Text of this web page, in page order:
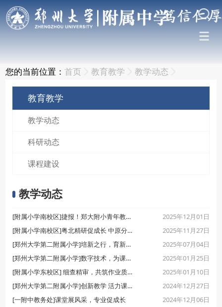
您的当前位置：首页 教育教学 教学动态
教育教学
教学动态
科研动态
课程建设
教学动态
[附属小学南校区]捷报！郑大附小青年教师在2025年河南省“基础教育精品课”评选中再创佳绩
2025年12月01日
[附属小学南校区]粤北精研促成长 中原分享共提升
2025年11月27日
[郑州大学第二附属小学]培新之行，育新之变
2025年07月04日
[郑州大学第二附属小学]数字技术，为课堂赋能增效
2025年01月25日
[附属小学东校区] 细查精审，共筑作业质量新高地
2025年01月10日
[郑州大学第二附属小学]创新教学 活力课堂
2024年12月27日
[一附中教务处]课堂展风采，专业促成长
2024年12月06日